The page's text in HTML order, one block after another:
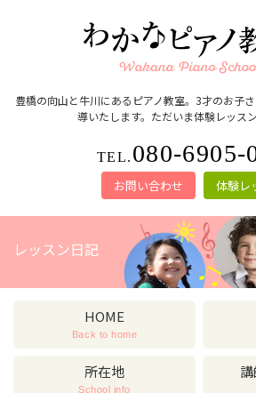
豊橋の向山と牛川にあるピアノ教室。3才のお子
導いたします。ただいま体験レッスン
TEL. 080-6905-
お問い合わせ 体験レ
レッスン日記
HOME
Back to home
所在地
School info